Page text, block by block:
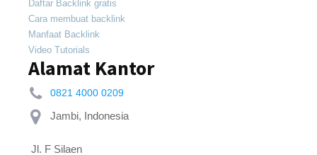
Daftar Backlink gratis
Cara membuat backlink
Manfaat Backlink
Video Tutorials
Alamat Kantor
0821 4000 0209
Jambi, Indonesia
Jl. F Silaen